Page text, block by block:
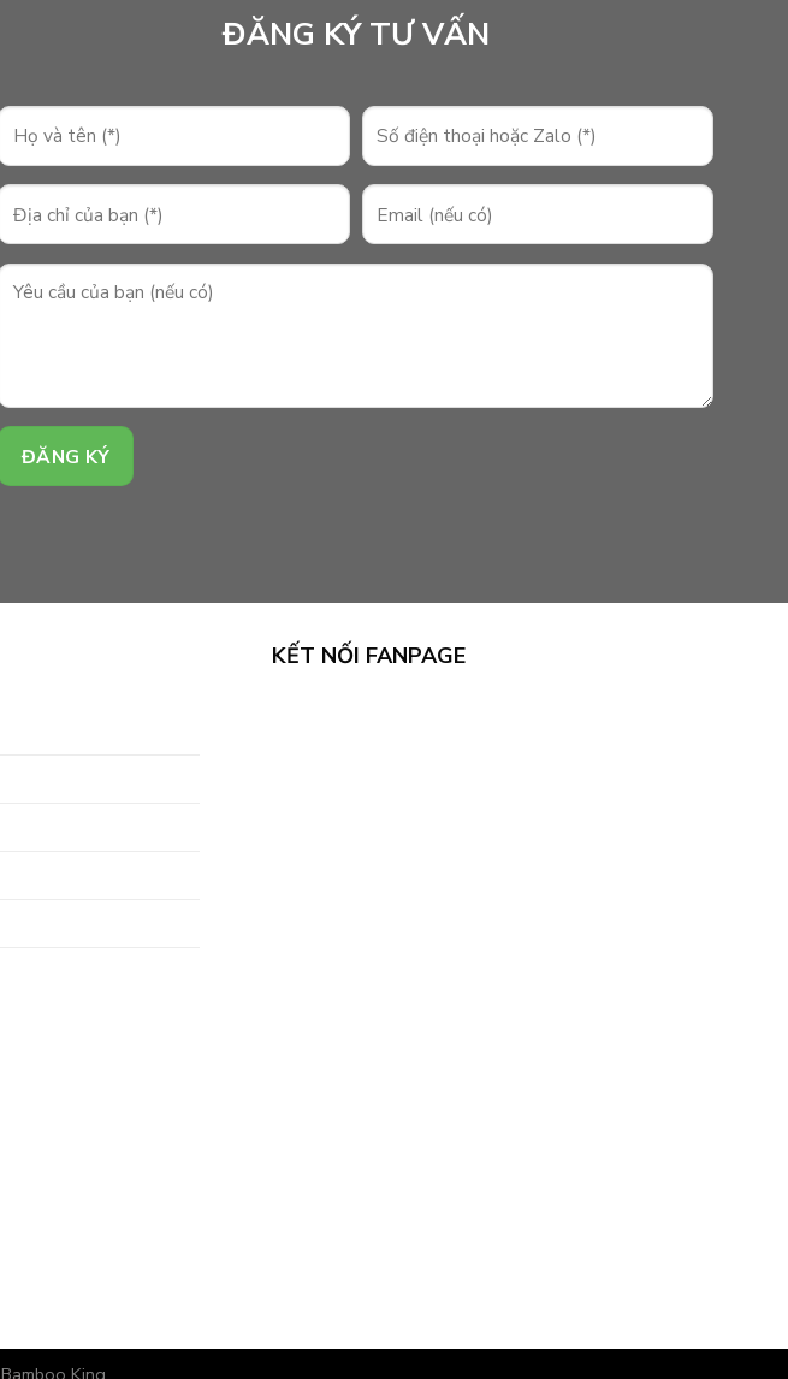
ĐĂNG KÝ TƯ VẤN
KẾT NỐI FANPAGE
Bamboo King